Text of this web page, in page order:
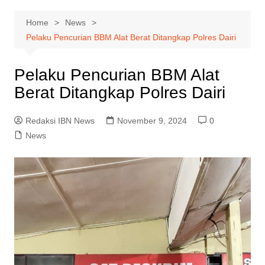
Home
News
Pelaku Pencurian BBM Alat Berat Ditangkap Polres Dairi
Pelaku Pencurian BBM Alat
Berat Ditangkap Polres Dairi
Redaksi IBN News November 9, 2024
0
News